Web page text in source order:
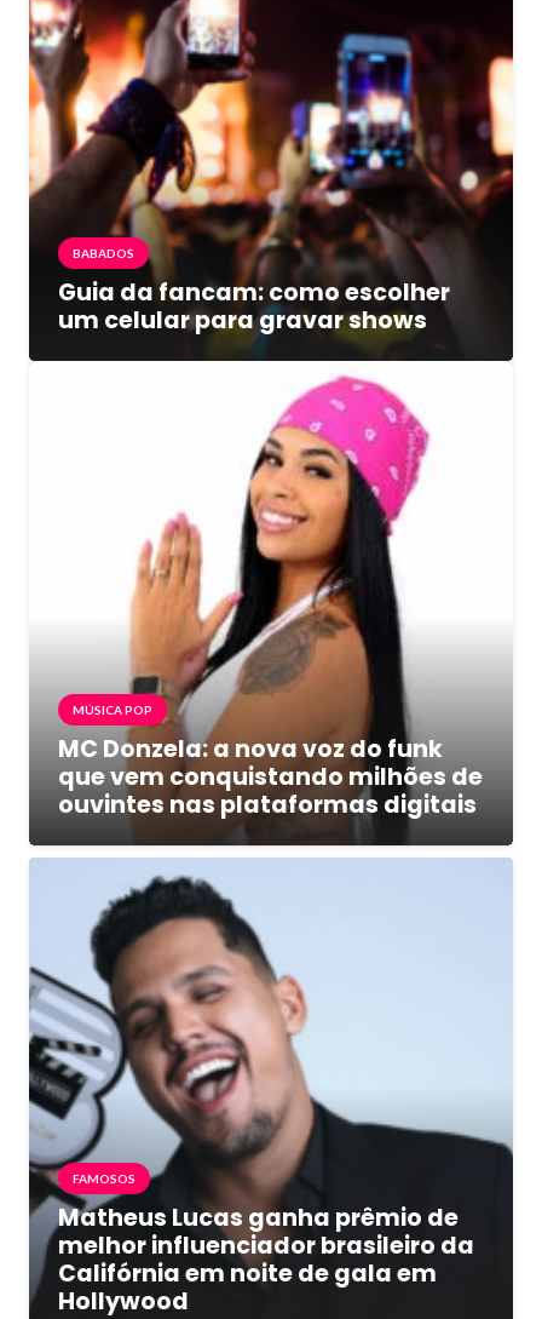
BABADOS
Guia da fancam: como escolher
um celular para gravar shows
MÚSICA POP
MC Donzela: a nova voz do funk
que vem conquistando milhões de
ouvintes nas plataformas digitais
FAMOSOS
Matheus Lucas ganha prêmio de
melhor influenciador brasileiro da
Califórnia em noite de gala em
Hollywood